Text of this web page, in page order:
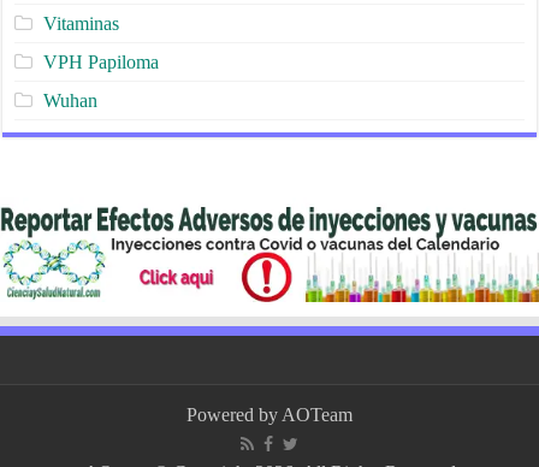
Vitaminas
VPH Papiloma
Wuhan
Powered by AOTeam